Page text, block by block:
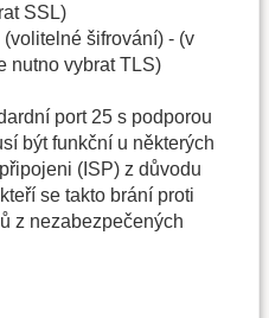
SSL)
(volitelné šifrování) - (v
nutno vybrat TLS)
port 25 s podporou
být funkční u některých
(ISP) z důvodu
se takto brání proti
z nezabezpečených